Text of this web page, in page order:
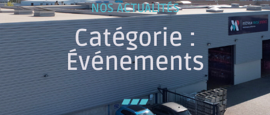
NOS ACTUALITÉS
Catégorie :
Événements